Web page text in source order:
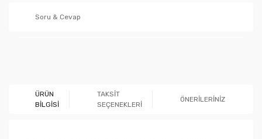
Soru & Cevap
ÜRÜN
BİLGİSİ
TAKSİT
SEÇENEKLERİ
ÖNERİLERİNİZ